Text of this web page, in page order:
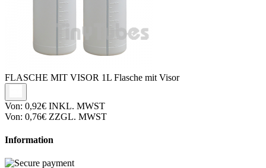
FLASCHE MIT VISOR 1L Flasche mit Visor
Von: 0,92€ INKL. MWST
Von: 0,76€ ZZGL. MWST
Information